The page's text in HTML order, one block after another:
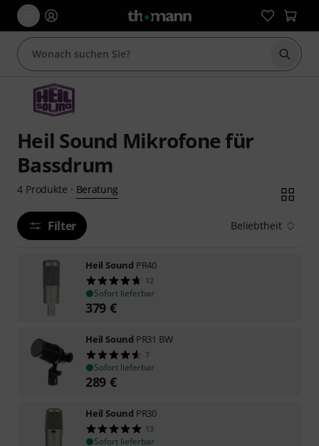
Suche
Heil Sound Mikrofone für
Bassdrum
4 Produkte · Beratung
Filter Beliebtheit
Heil Sound PR40
12
Sofort lieferbar
379 €
Heil Sound PR31 BW
7
Sofort lieferbar
289 €
Heil Sound PR30
13
Sofort lieferbar